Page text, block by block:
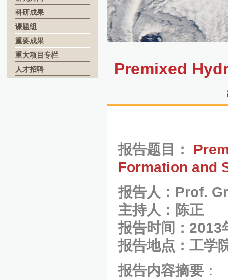
科研成果
课题组
重要成果
重大项目专栏
人才招聘
Premixed
报告题目：
Formation and
报告人：Prof.
主持人：陈正
报告时间：2013
报告地点： 工学
报告内容摘要 ：